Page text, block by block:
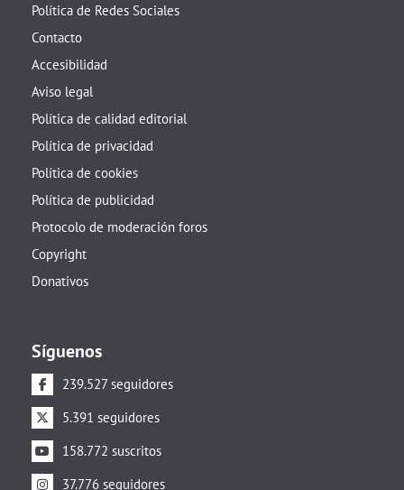
Política de Redes Sociales
Contacto
Accesibilidad
Aviso legal
Política de calidad editorial
Política de privacidad
Política de cookies
Política de publicidad
Protocolo de moderación foros
Copyright
Donativos
Síguenos
239.527 seguidores
5.391 seguidores
158.772 suscritos
37.776 seguidores